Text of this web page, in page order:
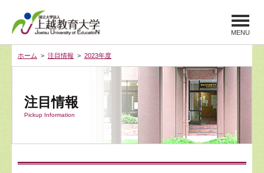
MENU
ホーム > 注目情報 > 2023年度
注目情報
Pickup Information